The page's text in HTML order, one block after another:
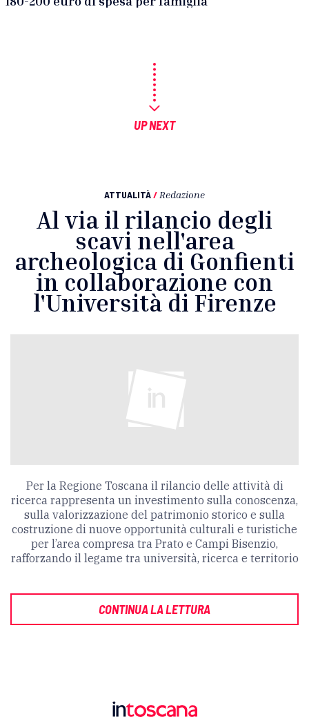
UP NEXT
ATTUALITÀ/ Redazione
Al via il rilancio degli
scavi nell'area
archeologica di Gonfienti
in collaborazione con
l'Università di Firenze
Per la Regione Toscana il rilancio delle attività di
ricerca rappresenta un investimento sulla conoscenza,
sulla valorizzazione del patrimonio storico e sulla
costruzione di nuove opportunità culturali e turistiche
per l’area compresa tra Prato e Campi Bisenzio,
rafforzando il legame tra università, ricerca e territorio
CONTINUA LA LETTURA